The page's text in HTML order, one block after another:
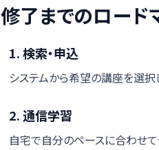
修了までのロード
1. 検索・申込
システムから希望の講座を選択
2. 通信学習
自宅で自分のペースに合わせ